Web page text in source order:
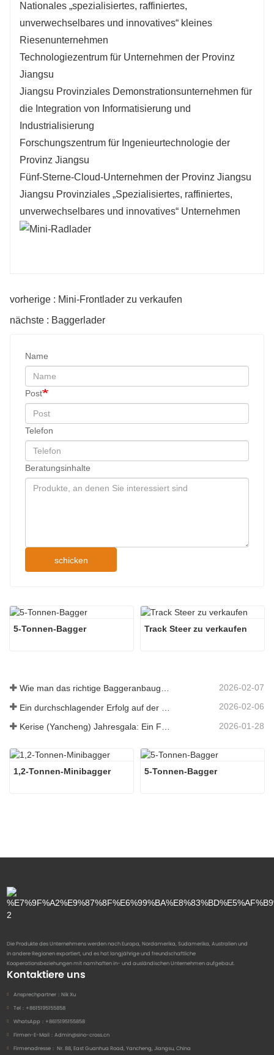
Nationales „spezialisiertes, raffiniertes,
unverwechselbares und innovatives“ kleines
Riesenunternehmen
Technologiezentrum für Unternehmen der Provinz
Jiangsu
Jiangsu Provinziales Demonstrationsunternehmen für
die Integration von Informatisierung und
Industrialisierung
Forschungszentrum für Ingenieurtechnologie der
Provinz Jiangsu
Fünf-Sterne-Cloud-Unternehmen der Provinz Jiangsu
Jiangsu Provinziales „Spezialisiertes, raffiniertes,
unverwechselbares und innovatives“ Unternehmen
vorherige : Mini-Frontlader zu verkaufen
nächste : Baggerlader
Name
Post
Telefon
Beratungsinhalte
schicken
5-Tonnen-Bagger Track Steer zu verkaufen
Wie man das richtige Baggeranbaugerät für Aushub- und Planierungsarbeiten auswählt 2026-02-07
2026-02-06
2026-01-28
1,2-Tonnen-Minibagger 5-Tonnen-Bagger
Die Produkte des Unternehmens werden nach Europa, Nordamerika, Südamerika, Australien und
in andere Regionen exportiert, und es hat langjährige und freundschaftliche
Kooperationsbeziehungen mit namhaften in- und ausländischen Unternehmen aufgebaut.
Kontaktiere uns
Ansprechpartner： Nik Xu
Tel： +8615195155858
WhatsApp： +8615195155858
Firmen-E-Mail： Admin@sino-cross.cn
Firmenadresse： Nr. 88, East Guanhua Road, Yancheng, Jiangsu, China